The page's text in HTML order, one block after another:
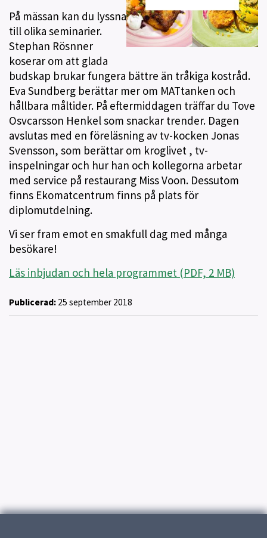
På mässan kan du lyssna
till olika seminarier.
Stephan Rösnner
koserar om att glada
budskap brukar fungera bättre än tråkiga kostråd.
Eva Sundberg berättar mer om MATtanken och
hållbara måltider. På eftermiddagen träffar du Tove
Osvcarsson Henkel som snackar trender. Dagen
avslutas med en föreläsning av tv-kocken Jonas
Svensson, som berättar om kroglivet , tv-
inspelningar och hur han och kollegorna arbetar
med service på restaurang Miss Voon. Dessutom
finns Ekomatcentrum finns på plats för
diplomutdelning.
Vi ser fram emot en smakfull dag med många
besökare!
Läs inbjudan och hela programmet (PDF, 2 MB)
Publicerad: 25 september 2018